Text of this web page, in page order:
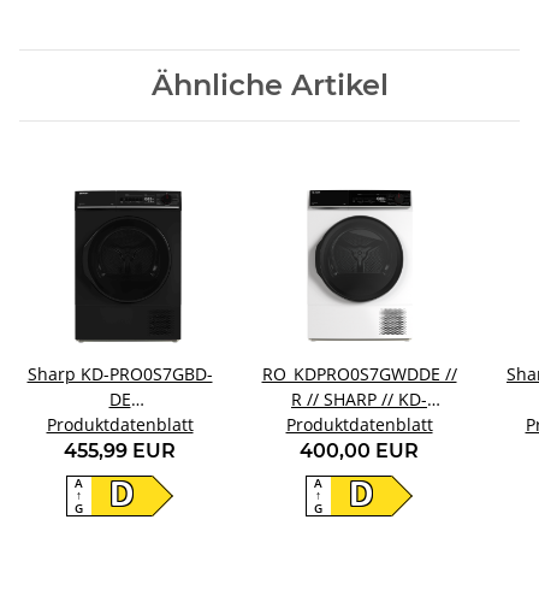
Ähnliche Artikel
Sharp KD-PRO0S7GBD-
DE
Wärmepumpentrockner
Produktdatenblatt
455,99 EUR
D
A
↑
G
RO_KDPRO0S7GWDDE //
R // SHARP // KD-
PRO0S7GWD-DE
Produktdatenblatt
400,00 EUR
D
A
↑
G